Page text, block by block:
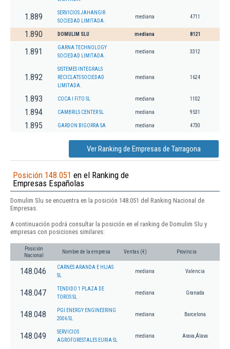
1.889
SERVICIOS JAHANGIR
SOCIEDAD LIMITADA.
mediana 4711
1.890 DOMULIM SLU mediana 8121
1.891
GARNA TECHNOLOGY
SOCIEDAD LIMITADA.
mediana 3312
1.892
SISTEMES INTEGRALS
RECICLATS SOCIEDAD
LIMITADA.
mediana 1624
1.893 COCA I FITO SL mediana 1102
1.894 CAMBRILS CENTER SL mediana 9531
1.895 GARDON BIGORRA SA mediana 4730
Ver Ranking de Empresas de Tarragona
Posición 148.051 en el Ranking de
Empresas Españolas
Domulim Slu se encuentra en la posición 148.051 del Ranking Nacional de
Empresas.
A continuación podrá consultar la posición en el ranking de Domulim Slu y
empresas con posiciones similares:
Posición
Nacional
Nombre de la empresa Ventas (€) Provincia
148.046
CARNES ARANDA E HIJAS
SL
mediana Valencia
148.047
TENDIDO 1 PLAZA DE
TOROS SL
mediana Granada
148.048
PGI ENERGY ENGINEERING
2006 SL
mediana Barcelona
148.049
SERVICIOS
AGROFORESTALES EURIA SL
mediana Arava,Álava